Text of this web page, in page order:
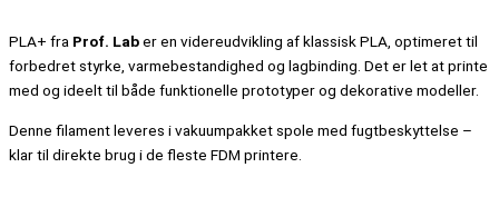
PLA+ fra Prof. Laber en videreudvikling af klassisk PLA, optimeret til
forbedret styrke, varmebestandighed og lagbinding. Det er let at printe
med og ideelt til både funktionelle prototyper og dekorative modeller.
Denne filament leveres i vakuumpakket spole med fugtbeskyttelse –
klar til direkte brug i de fleste FDM printere.